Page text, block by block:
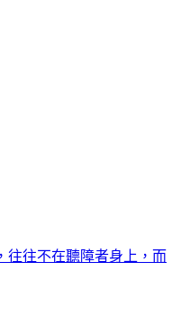
往往不在聽障者身上，而